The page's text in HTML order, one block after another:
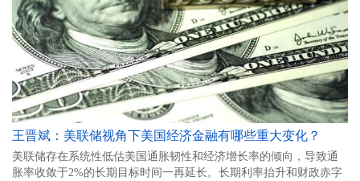
王晋斌：美联储视角下美国经济金融有哪些重大变化？
美联储存在系统性低估美国通胀韧性和经济增长率的倾向，导致通
胀率收敛于2%的长期目标时间一再延长。长期利率抬升和财政赤字